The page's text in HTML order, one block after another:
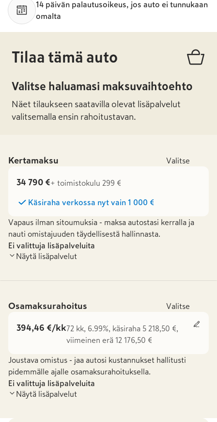
14 päivän palautusoikeus, jos auto ei tunnukaan
omalta
Tilaa tämä auto
Valitse haluamasi maksuvaihtoehto
Näet tilaukseen saatavilla olevat lisäpalvelut
valitsemalla ensin rahoitustavan.
Kertamaksu Valitse
34 790 €+ toimistokulu 299 €
Käsiraha verkossa nyt vain 1 000 €
Vapaus ilman sitoumuksia - maksa autostasi kerralla ja
nauti omistajuuden täydellisestä hallinnasta.
Ei valittuja lisäpalveluita
Näytä lisäpalvelut
Osamaksurahoitus Valitse
394,46 €/kk72 kk, 6.99%, käsiraha 5 218,50 €,
viimeinen erä 12 176,50 €
Joustava omistus - jaa autosi kustannukset hallitusti
pidemmälle ajalle osamaksurahoituksella.
Ei valittuja lisäpalveluita
Näytä lisäpalvelut